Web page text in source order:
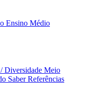
Ensino Médio
Diversidade Meio
SaberReferências